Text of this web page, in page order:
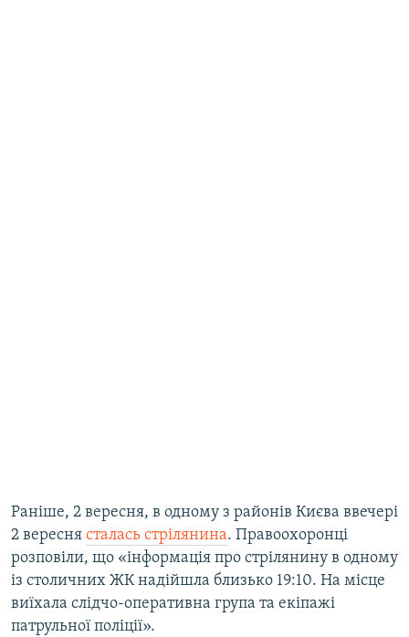
Раніше, 2 вересня, в одному з районів Києва ввечері
2 вересня сталась стрілянина. Правоохоронці
розповіли, що «інформація про стрілянину в одному
із столичних ЖК надійшла близько 19:10. На місце
виїхала слідчо-оперативна група та екіпажі
патрульної поліції».